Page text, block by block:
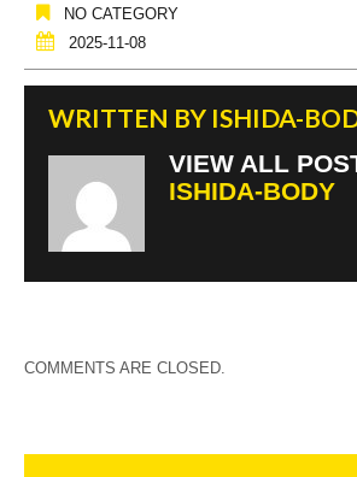
NO CATEGORY
2025-11-08
WRITTEN BY ISHIDA-
VIEW ALL
ISHIDA-BODY
COMMENTS ARE CLOSED.